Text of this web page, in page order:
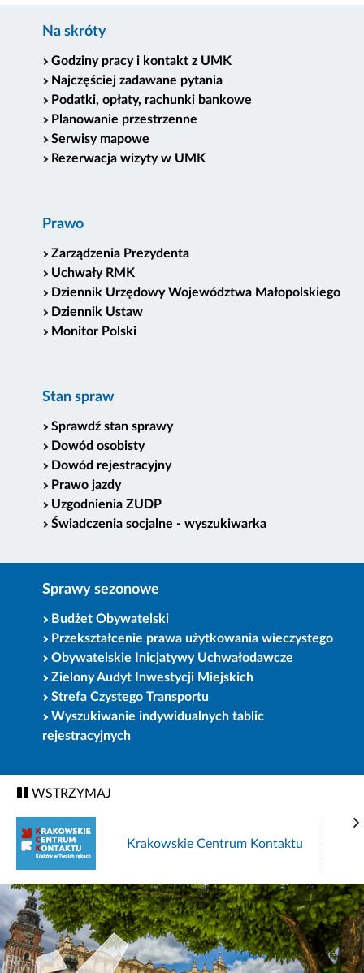
Na skróty
Godziny pracy i kontakt z UMK
Najczęściej zadawane pytania
Podatki, opłaty, rachunki bankowe
Planowanie przestrzenne
Serwisy mapowe
Rezerwacja wizyty w UMK
Prawo
Zarządzenia Prezydenta
Uchwały RMK
Dziennik Urzędowy Województwa Małopolskiego
Dziennik Ustaw
Monitor Polski
Stan spraw
Sprawdź stan sprawy
Dowód osobisty
Dowód rejestracyjny
Prawo jazdy
Uzgodnienia ZUDP
Świadczenia socjalne - wyszukiwarka
Sprawy sezonowe
Budżet Obywatelski
Przekształcenie prawa użytkowania wieczystego
Obywatelskie Inicjatywy Uchwałodawcze
Zielony Audyt Inwestycji Miejskich
Strefa Czystego Transportu
Wyszukiwanie indywidualnych tablic
rejestracyjnych
WSTRZYMAJ
Krakowskie Centrum Kontaktu